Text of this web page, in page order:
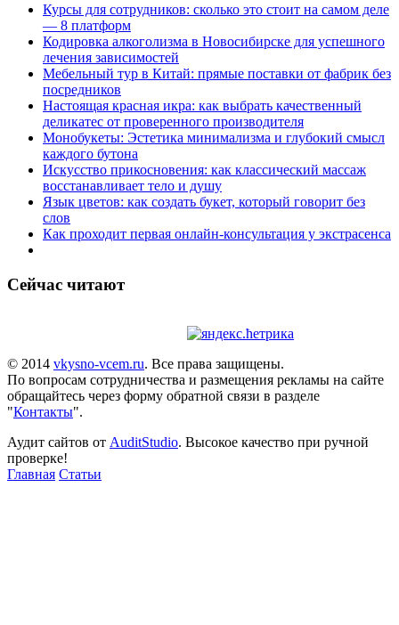
Курсы для сотрудников: сколько это стоит на самом деле
— 8 платформ
Кодировка алкоголизма в Новосибирске для успешного
лечения зависимостей
Мебельный тур в Китай: прямые поставки от фабрик без
посредников
Настоящая красная икра: как выбрать качественный
деликатес от проверенного производителя
Монобукеты: Эстетика минимализма и глубокий смысл
каждого бутона
Искусство прикосновения: как классический массаж
восстанавливает тело и душу
Язык цветов: как создать букет, который говорит без
слов
Как проходит первая онлайн-консультация у экстрасенса
Сейчас читают
© 2014 vkysno-vcem.ru. Все права защищены.
По вопросам сотрудничества и размещения рекламы на сайте
обращайтесь через форму обратной связи в разделе
"Контакты".
Аудит сайтов от AuditStudio. Высокое качество при ручной
проверке!
Главная Статьи